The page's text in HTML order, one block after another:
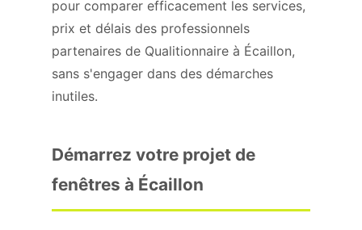
pour comparer efficacement les services,
prix et délais des professionnels
partenaires de Qualitionnaire à Écaillon,
sans s'engager dans des démarches
inutiles.
Démarrez votre projet de
fenêtres à Écaillon